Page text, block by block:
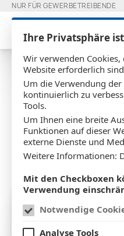
NUR FÜR GEWERBETREIBENDE
Launch der
Homepage
Ihre Privatsphäre
Wir verwenden
Website erforderlich
Um die Verwendung
kontinuierlich zu
Tools.
Um Ihnen eine breite
Funktionen auf dieser
externe Dienste und
Weitere Informationen:
Mit den Checkboxen
Verwendung
Notwendige
Analyse Tools